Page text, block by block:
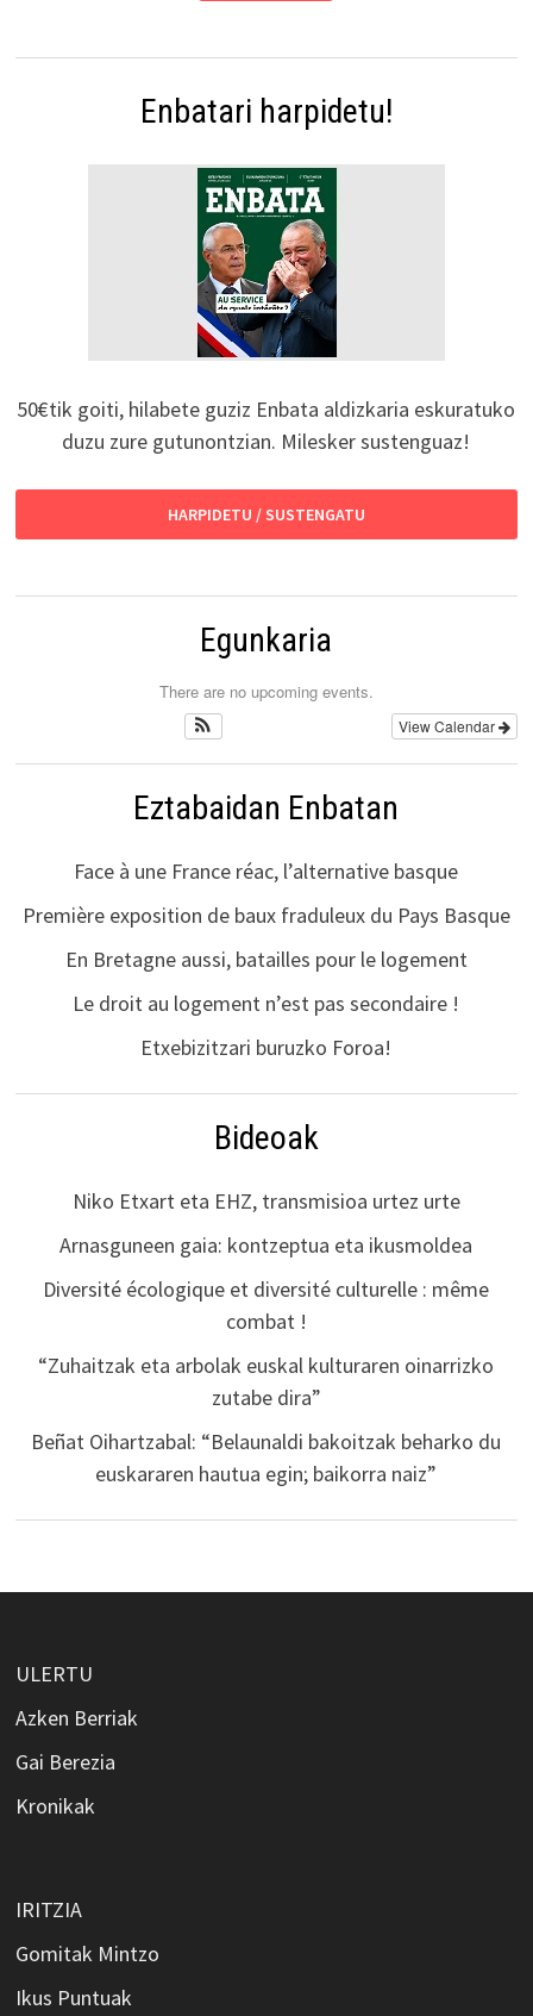
Enbatari harpidetu!
50€tik goiti, hilabete guziz Enbata aldizkaria eskuratuko
duzu zure gutunontzian. Milesker sustenguaz!
HARPIDETU / SUSTENGATU
Egunkaria
There are no upcoming events.
View Calendar
Eztabaidan Enbatan
Face à une France réac, l’alternative basque
Première exposition de baux fraduleux du Pays Basque
En Bretagne aussi, batailles pour le logement
Le droit au logement n’est pas secondaire !
Etxebizitzari buruzko Foroa!
Bideoak
Niko Etxart eta EHZ, transmisioa urtez urte
Arnasguneen gaia: kontzeptua eta ikusmoldea
Diversité écologique et diversité culturelle : même
combat !
“Zuhaitzak eta arbolak euskal kulturaren oinarrizko
zutabe dira”
Beñat Oihartzabal: “Belaunaldi bakoitzak beharko du
euskararen hautua egin; baikorra naiz”
ULERTU
Azken Berriak
Gai Berezia
Kronikak
IRITZIA
Gomitak Mintzo
Ikus Puntuak